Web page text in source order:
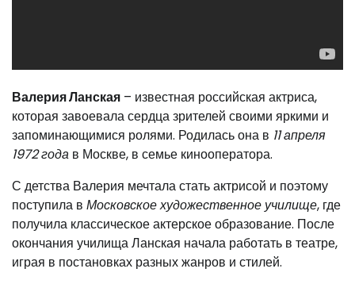
Валерия Ланская – известная российская актриса,
которая завоевала сердца зрителей своими яркими и
запоминающимися ролями. Родилась она в 11 апреля
1972 года в Москве, в семье кинооператора.
С детства Валерия мечтала стать актрисой и поэтому
поступила в Московское художественное училище, где
получила классическое актерское образование. После
окончания училища Ланская начала работать в театре,
играя в постановках разных жанров и стилей.